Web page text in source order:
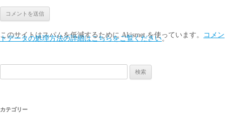
このサイトはスパムを低減するために Akismet を使っています。 コメン
トデータの処理方法の詳細はこちらをご覧ください。
索:
カテゴリー